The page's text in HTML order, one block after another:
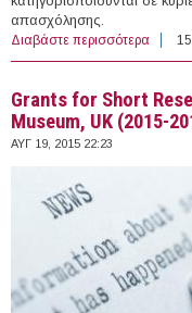
απασχόλησης.
Διαβάστε περισσότερα για
Grants for Short
Museum, UK (2015-
ΑΥΓ 19, 2015 22:23